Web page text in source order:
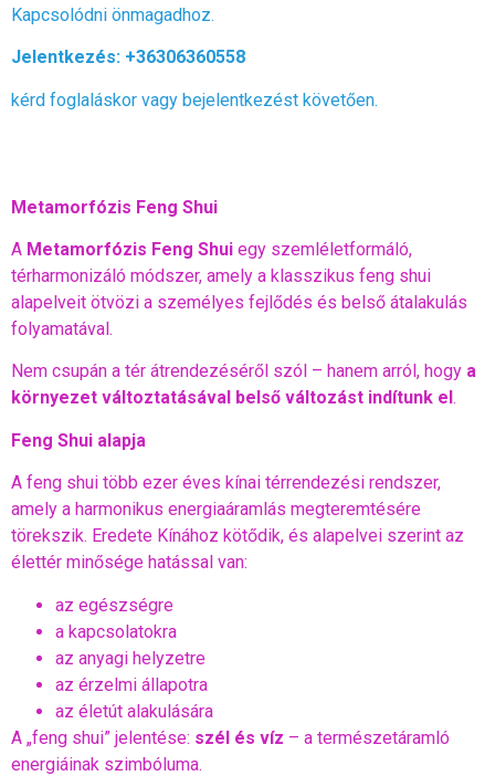
Kapcsolódni önmagadhoz.
Jelentkezés: +36306360558
kérd foglaláskor vagy bejelentkezést követően.
Metamorfózis Feng Shui
A Metamorfózis Feng Shui egy szemléletformáló,
térharmonizáló módszer, amely a klasszikus feng shui
alapelveit ötvözi a személyes fejlődés és belső átalakulás
folyamatával.
Nem csupán a tér átrendezéséről szól – hanem arról, hogy a
környezet változtatásával belső változást indítunk el .
Feng Shui alapja
A feng shui több ezer éves kínai térrendezési rendszer,
amely a harmonikus energiaáramlás megteremtésére
törekszik. Eredete Kínához kötődik, és alapelvei szerint az
élettér minősége hatással van:
az egészségre
a kapcsolatokra
az anyagi helyzetre
az érzelmi állapotra
az életút alakulására
A „feng shui” jelentése: szél és víz – a természetáramló
energiáinak szimbóluma.